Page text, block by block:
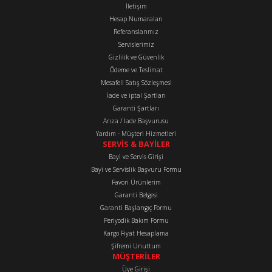
Ürün açıklamasında eksik bilgiler bulunuyor.
Ürün bilgilerinde hatalar bulunuyor.
Ürün fiyatı diğer sitelerden daha pahalı.
Bu ürüne benzer farklı alternatifler olmalı.
Gönder
2.665,53 TL
İletişim
Hesap Numaraları
Referanslarımız
Servislerimiz
Gizlilik ve Güvenlik
Ödeme ve Teslimat
Mesafeli Satış Sözleşmesi
İade ve iptal Şartları
Garanti Şartları
Arıza / İade Başvurusu
Yardım - Müşteri Hizmetleri
SERVİS & BAYİLER
Bayi ve Servis Girişi
Bayi ve Servislik Başvuru Formu
Favori Ürünlerim
Garanti Belgesi
Garanti Başlangıç Formu
Periyodik Bakım Formu
Kargo Fiyat Hesaplama
Şifremi Unuttum
MÜŞTERİLER
Üye Girişi